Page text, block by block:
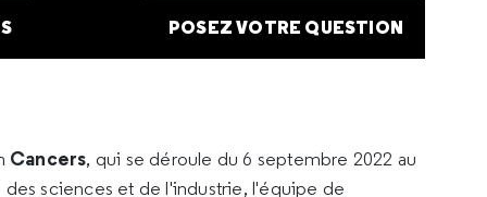
POSEZ VOTRE QUESTION
Cancers, qui se déroule du 6 septembre 2022 au
sciences et de l'industrie, l'équipe de